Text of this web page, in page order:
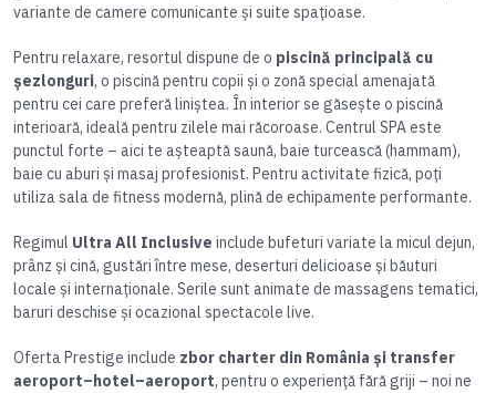
variante de camere comunicante și suite spațioase.
Pentru relaxare, resortul dispune de o piscină principală cu
șezlonguri, o piscină pentru copii și o zonă special amenajată
pentru cei care preferă liniștea. În interior se găsește o piscină
interioară, ideală pentru zilele mai răcoroase. Centrul SPA este
punctul forte – aici te așteaptă saună, baie turcească (hammam),
baie cu aburi și masaj profesionist. Pentru activitate fizică, poți
utiliza sala de fitness modernă, plină de echipamente performante.
Regimul Ultra All Inclusive include bufeturi variate la micul dejun,
prânz și cină, gustări între mese, deserturi delicioase și băuturi
locale și internaționale. Serile sunt animate de massagens tematici,
baruri deschise și ocazional spectacole live.
Oferta Prestige include zbor charter din România și transfer
aeroport–hotel–aeroport, pentru o experiență fără griji – noi ne